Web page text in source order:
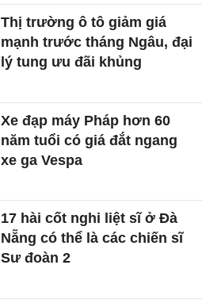
Thị trường ô tô giảm giá
mạnh trước tháng Ngâu, đại
lý tung ưu đãi khủng
Xe đạp máy Pháp hơn 60
năm tuổi có giá đắt ngang
xe ga Vespa
17 hài cốt nghi liệt sĩ ở Đà
Nẵng có thể là các chiến sĩ
Sư đoàn 2